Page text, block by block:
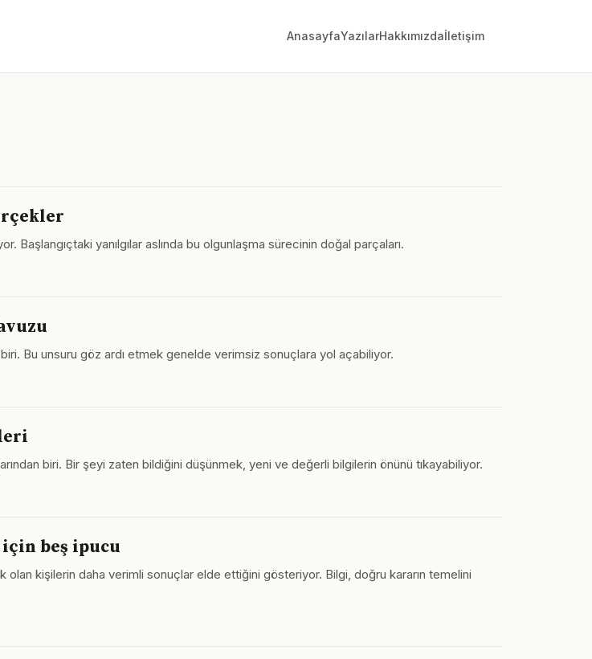
AnasayfaYazılarHakkımızdaİletişim
Başlangıçtaki yanılgılar aslında bu olgunlaşma sürecinin doğal parçaları.
Bu unsuru göz ardı etmek genelde verimsiz sonuçlara yol açabiliyor.
biri. Bir şeyi zaten bildiğini düşünmek, yeni ve değerli bilgilerin önünü tıkayabiliyor.
için beş ipucu
olan kişilerin daha verimli sonuçlar elde ettiğini gösteriyor. Bilgi, doğru kararın temelini